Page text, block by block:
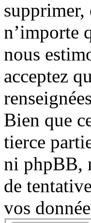
n’importe
nous
acceptez
Bien que
tierce
ni phpBB,
de
vos